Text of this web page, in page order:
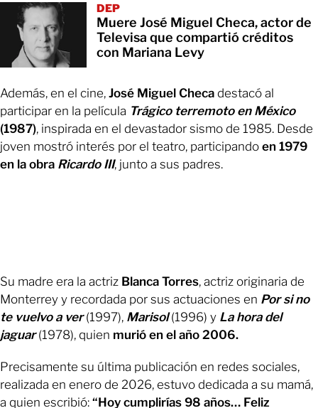
DEP
Muere José Miguel Checa, actor de
Televisa que compartió créditos
con Mariana Levy
Además, en el cine, José Miguel Checa destacó al
participar en la película Trágico terremoto en México
(1987), inspirada en el devastador sismo de 1985. Desde
joven mostró interés por el teatro, participando en 1979
en la obra Ricardo III, junto a sus padres.
Su madre era la actriz Blanca Torres, actriz originaria de
Monterrey y recordada por sus actuaciones en Por si no
te vuelvo a ver(1997), Marisol(1996) y La hora del
jaguar(1978), quien murió en el año 2006.
Precisamente su última publicación en redes sociales,
realizada en enero de 2026, estuvo dedicada a su mamá,
a quien escribió: “Hoy cumplirías 98 años… Feliz